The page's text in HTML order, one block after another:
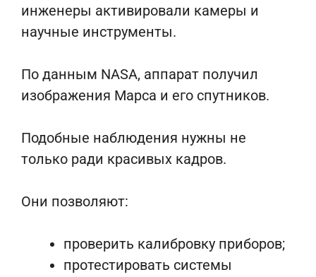
инженеры активировали камеры и
научные инструменты.
По данным NASA, аппарат получил
изображения Марса и его спутников.
Подобные наблюдения нужны не
только ради красивых кадров.
Они позволяют:
проверить калибровку приборов;
протестировать системы